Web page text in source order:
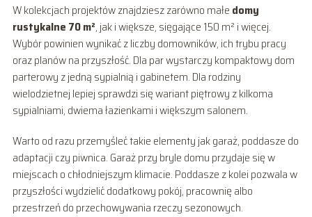
W kolekcjach projektów znajdziesz zarówno małe domy
rustykalne 70 m², jak i większe, sięgające 150 m² i więcej.
Wybór powinien wynikać z liczby domowników, ich trybu pracy
oraz planów na przyszłość. Dla par wystarczy kompaktowy dom
parterowy z jedną sypialnią i gabinetem. Dla rodziny
wielodzietnej lepiej sprawdzi się wariant piętrowy z kilkoma
sypialniami, dwiema łazienkami i większym salonem.
Warto od razu przemyśleć takie elementy jak garaż, poddasze do
adaptacji czy piwnica. Garaż przy bryle domu przydaje się w
miejscach o chłodniejszym klimacie. Poddasze z kolei pozwala w
przyszłości wydzielić dodatkowy pokój, pracownię albo
przestrzeń do przechowywania rzeczy sezonowych.